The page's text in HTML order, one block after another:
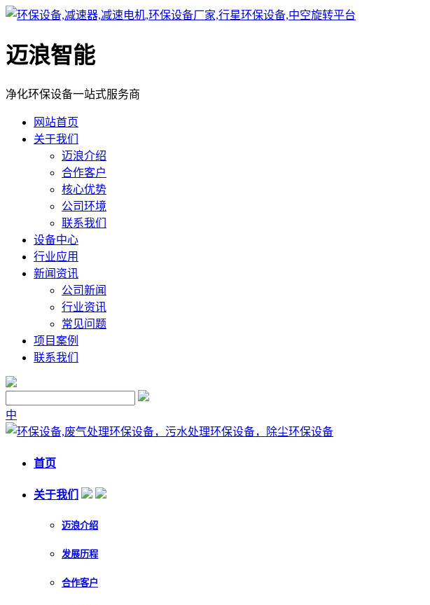
迈浪智能
净化环保设备一站式服务商
网站首页
关于我们
迈浪介绍
合作客户
核心优势
公司环境
联系我们
设备中心
行业应用
新闻资讯
公司新闻
行业资讯
常见问题
项目案例
联系我们
中
首页
关于我们
迈浪介绍
发展历程
合作客户